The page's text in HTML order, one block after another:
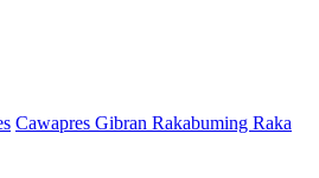
Cawapres Gibran Rakabuming Raka